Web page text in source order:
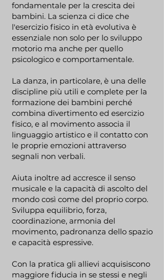
fondamentale­ per la crescita dei
bambini. La scienza ci dice che
l'esercizio fisico in età evolutiva è
essenziale non solo per lo sviluppo
motorio ma anche per quello
psicologico e comportamentale.
La danza, in particolare, è una delle
discipline più utili e complete per la
formazione dei bambini perché
combina divertimento ed esercizio
fisico, e al movimento associa il
linguaggio artistico e il contatto con
le proprie emozioni attraverso
segnali non verbali.
Aiuta inoltre ad accresce il senso
musicale e la capacità di ascolto del
mondo così come del proprio corpo.
Sviluppa equilibrio, forza,
coordinazione, armonia del
movimento, padronanza dello spazio
e capacità espressive.
Con la pratica gli allievi acquisiscono
maggiore fiducia in se stessi e negli